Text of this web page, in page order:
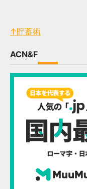
↑貯蓄術
ACN&F